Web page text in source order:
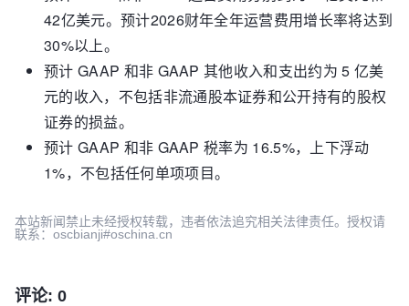
42亿美元。预计2026财年全年运营费用增长率将达到
30%以上。
预计 GAAP 和非 GAAP 其他收入和支出约为 5 亿美
元的收入，不包括非流通股本证券和公开持有的股权
证券的损益。
预计 GAAP 和非 GAAP 税率为 16.5%，上下浮动
1%，不包括任何单项项目。
本站新闻禁止未经授权转载，违者依法追究相关法律责任。授权请
联系：oscbianji#oschina.cn
评论: 0